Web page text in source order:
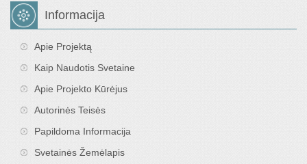
Informacija
Apie Projektą
Kaip Naudotis Svetaine
Apie Projekto Kūrėjus
Autorinės Teisės
Papildoma Informacija
Svetainės Žemėlapis